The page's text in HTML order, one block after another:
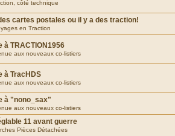
côté technique
cartes postales ou il y a des traction!
en Traction
à TRACTION1956
aux nouveaux co-listiers
à TracHDS
aux nouveaux co-listiers
à "nono_sax"
aux nouveaux co-listiers
11 avant guerre
Pièces Détachées